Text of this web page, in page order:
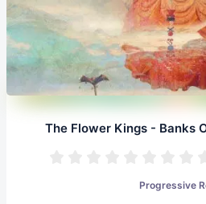
The Flower Kings - Banks
Progressive